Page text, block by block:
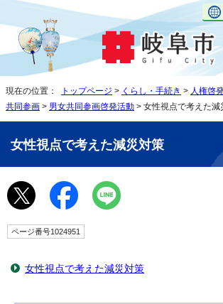
現在の位置： トップページ > くらし・手続き > 人権啓
共同参画 > 男女共同参画啓発活動 > 女性視点で考えた減
女性視点で考えた減災対策
ページ番号1024951
女性視点で考えた減災対策